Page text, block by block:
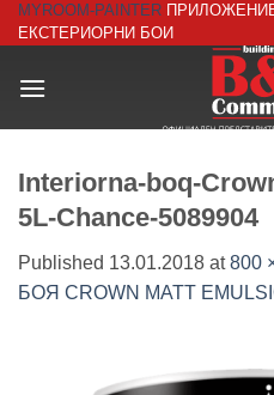
Skip
to
MYROOM-PAINTER
ЕКСТЕРИОРНИ БОИ
Interiorna-boq-
5L-Chance-5089904
Published 13.01.2018 at800
БОЯ CROWN MATT